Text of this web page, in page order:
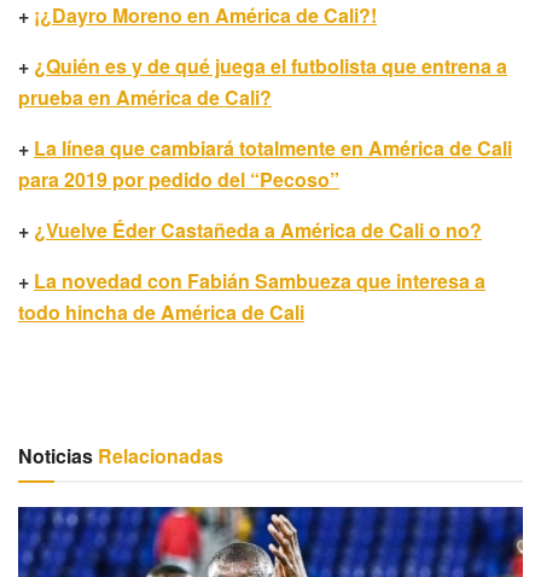
+ ¡¿Dayro Moreno en América de Cali?!
+ ¿Quién es y de qué juega el futbolista que entrena a
prueba en América de Cali?
+ La línea que cambiará totalmente en América de Cali
para 2019 por pedido del “Pecoso”
+ ¿Vuelve Éder Castañeda a América de Cali o no?
+ La novedad con Fabián Sambueza que interesa a
todo hincha de América de Cali
Noticias Relacionadas